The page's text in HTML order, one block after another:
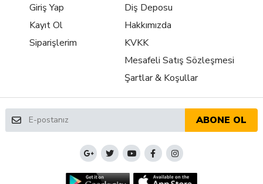
Giriş Yap
Kayıt Ol
Siparişlerim
Diş Deposu
Hakkımızda
KVKK
Mesafeli Satış Sözleşmesi
Şartlar & Koşullar
ABONE OL